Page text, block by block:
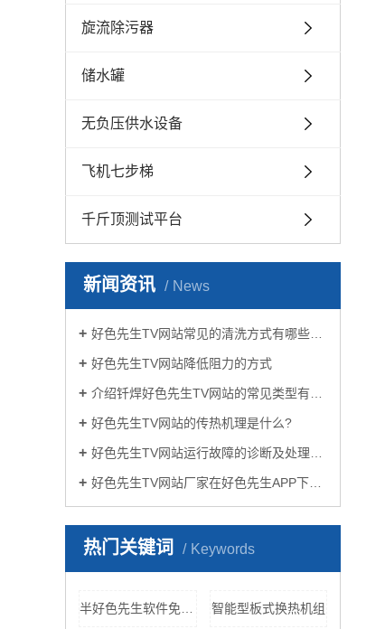
旋流除污器
储水罐
无负压供水设备
飞机七步梯
千斤顶测试平台
新闻资讯 News
好色先生TV网站常见的清洗方式有哪些？
好色先生TV网站降低阻力的方式
介绍钎焊好色先生TV网站的常见类型有哪些
好色先生TV网站的传热机理是什么?
好色先生TV网站运行故障的诊断及处理方法
好色先生TV网站厂家在好色先生APP下载苹果手机安装生活中有哪些作用？
热门关键词 Keywords
智能型板式换热机组